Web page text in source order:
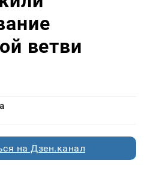
ветви
на Дзен.канал